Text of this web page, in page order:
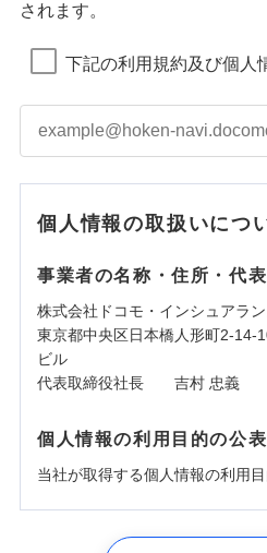
されます。
下記の利用規約及び個人
個人情報の取扱いにつ
事業者の名称・住所・代
株式会社ドコモ・インシュアラン
東京都中央区日本橋人形町2-
ビル
代表取締役社長 吉村 忠義
個人情報の利用目的の公表
当社が取得する個人情報の利用